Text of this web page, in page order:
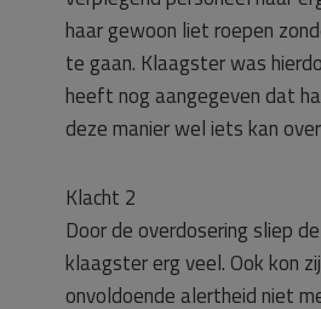
haar gewoon liet roepen
te gaan. Klaagster was
heeft nog aangegeven dat
deze manier wel iets kan
Klacht 2
Door de overdosering sliep
klaagster erg veel. Ook kon
onvoldoende alertheid niet